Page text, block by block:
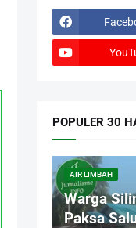
POPULER 30
AIR LIMBAH
Warga
Paksa